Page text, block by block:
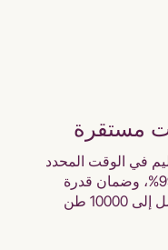
مستقرة
في الوقت المحدد
بنسبة 99.8%، وضمان قدرة
10000 طن